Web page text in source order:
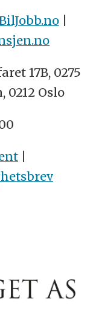
|
17B, 0275
0212 Oslo
|